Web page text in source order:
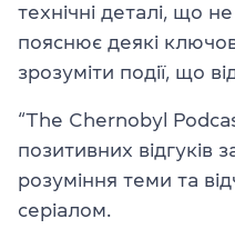
технічні деталі, що не
пояснює деякі
зрозуміти події, що
“The Chernobyl
позитивних відгуків
розуміння теми та
серіалом.